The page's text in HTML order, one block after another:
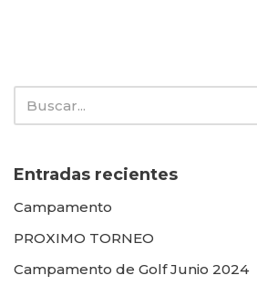
Entradas recientes
Campamento
PROXIMO TORNEO
Campamento de Golf Junio 2024